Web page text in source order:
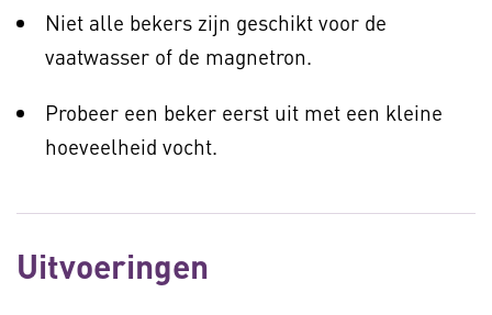
Niet alle bekers zijn geschikt voor de
vaatwasser of de magnetron.
Probeer een beker eerst uit met een kleine
hoeveelheid vocht.
Uitvoeringen